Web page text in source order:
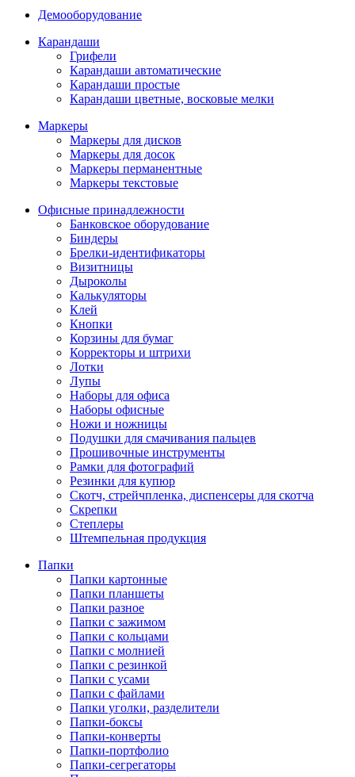
Демооборудование
Карандаши
Грифели
Карандаши автоматические
Карандаши простые
Карандаши цветные, восковые мелки
Маркеры
Маркеры для дисков
Маркеры для досок
Маркеры перманентные
Маркеры текстовые
Офисные принадлежности
Банковское оборудование
Биндеры
Брелки-идентификаторы
Визитницы
Дыроколы
Калькуляторы
Клей
Кнопки
Корзины для бумаг
Корректоры и штрихи
Лотки
Лупы
Наборы для офиса
Наборы офисные
Ножи и ножницы
Подушки для смачивания пальцев
Прошивочные инструменты
Рамки для фотографий
Резинки для купюр
Скотч, стрейчпленка, диспенсеры для скотча
Скрепки
Степлеры
Штемпельная продукция
Папки
Папки картонные
Папки планшеты
Папки разное
Папки с зажимом
Папки с кольцами
Папки с молнией
Папки с резинкой
Папки с усами
Папки с файлами
Папки уголки, разделители
Папки-боксы
Папки-конверты
Папки-портфолио
Папки-сегрегаторы